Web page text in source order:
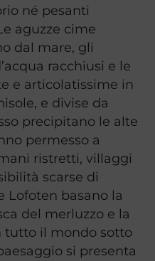
né pesanti
aguzze cime
dal mare, gli
racchiusi e le
e articolatissime in
e divise da
precipitano le alte
permesso a
ristretti, villaggi
scarse di
Lofoten basano la
del merluzzo e la
tutto il mondo sotto
si presenta